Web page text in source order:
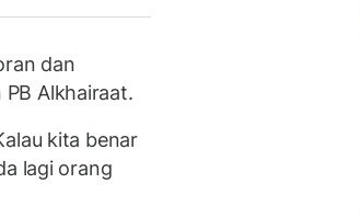
dan
Alkhairaat.
kita benar
lagi orang